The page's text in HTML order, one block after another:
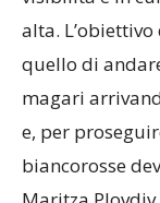
quello di